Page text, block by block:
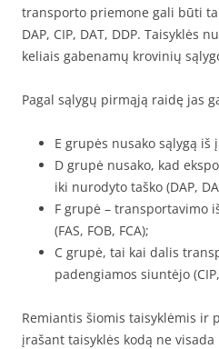
transporto priemone gali būti
DAP, CIP, DAT, DDP. Taisyklės
keliais gabenamų krovinių
Pagal sąlygų pirmąją raidę jas
E grupės nusako sąlygą iš
D grupė nusako, kad
iki nurodyto taško (DAP,
F grupė – transportavimo
(FAS, FOB, FCA);
C grupė, tai kai dalis
padengiamos siuntėjo (CIP,
Remiantis šiomis taisyklėmis ir
įrašant taisyklės kodą ne